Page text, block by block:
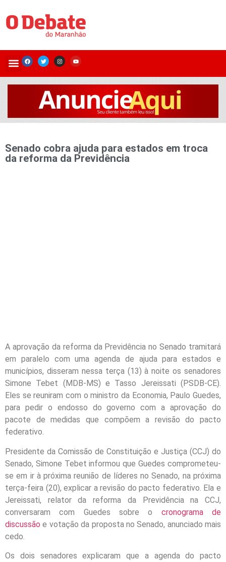
Senado cobra ajuda para estados em troca
da reforma da Previdência
A aprovação da reforma da Previdência no Senado tramitará
em paralelo com uma agenda de ajuda para estados e
municípios, disseram nessa terça (13) à noite os senadores
Simone Tebet (MDB-MS) e Tasso Jereissati (PSDB-CE).
Eles se reuniram com o ministro da Economia, Paulo Guedes,
para pedir o endosso do governo com a aprovação do
pacote de medidas que compõem a revisão do pacto
federativo.
Presidente da Comissão de Constituição e Justiça (CCJ) do
Senado, Simone Tebet informou que Guedes comprometeu-
se em ir à próxima reunião de líderes no Senado, na próxima
terça-feira (20), explicar a revisão do pacto federativo. Ela e
Jereissati, relator da reforma da Previdência na CCJ,
conversaram com Guedes sobre o cronograma de
discussãoe votação da proposta no Senado, anunciado mais
cedo.
Os dois senadores explicaram que a agenda do pacto